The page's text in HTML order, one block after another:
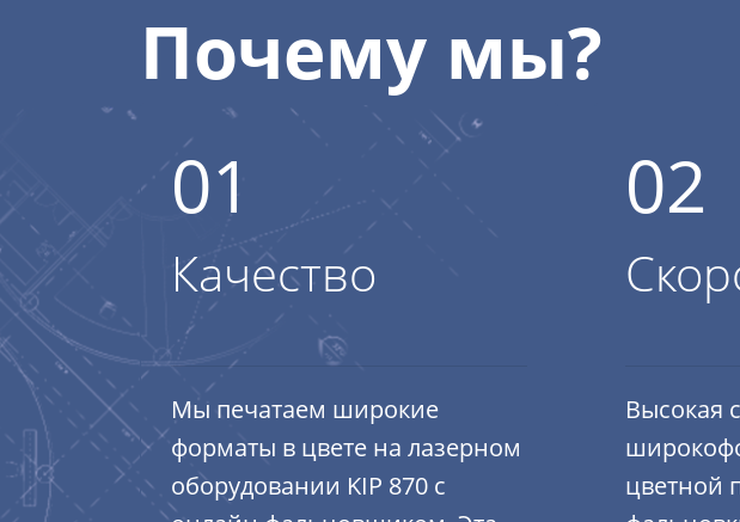
Почему мы?
01
Качество
Мы печатаем широкие
форматы в цвете на лазерном
оборудовании KIP 870 с
02
Высокая
цветной